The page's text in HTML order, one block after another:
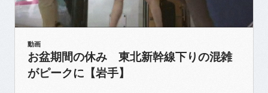
動画
お盆期間の休み 東北新幹線下りの混雑
がピークに【岩手】